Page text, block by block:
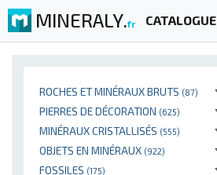
MINERALY.fr CATALOGUE
ROCHES ET MINÉRAUX BRUTS (87)
PIERRES DE DÉCORATION (625)
MINÉRAUX CRISTALLISÉS (555)
OBJETS EN MINÉRAUX (922)
FOSSILES (175)